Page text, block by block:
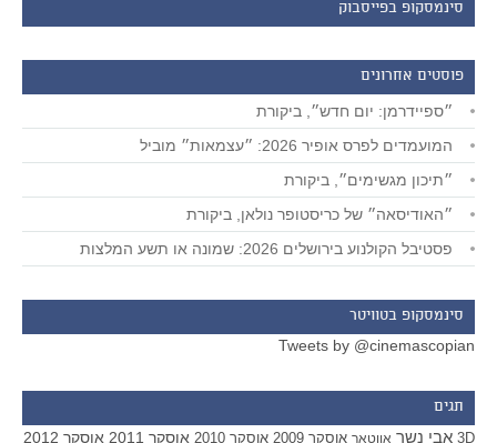
סינמסקופ בפייסבוק
פוסטים אחרונים
״ספיידרמן: יום חדש״, ביקורת
המועמדים לפרס אופיר 2026: ״עצמאות״ מוביל
״תיכון מגשימים״, ביקורת
״האודיסאה״ של כריסטופר נולאן, ביקורת
פסטיבל הקולנוע בירושלים 2026: שמונה או תשע המלצות
סינמסקופ בטוויטר
Tweets by @cinemascopian
תגים
3D אבי נשר אווטאר אוסקר 2009 אוסקר 2010 אוסקר 2011 אוסקר 2012